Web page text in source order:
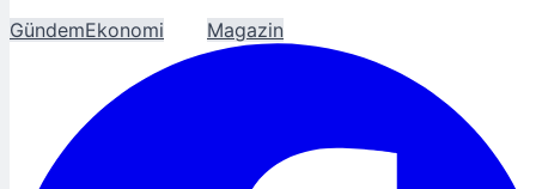
GündemEkonomi Magazin